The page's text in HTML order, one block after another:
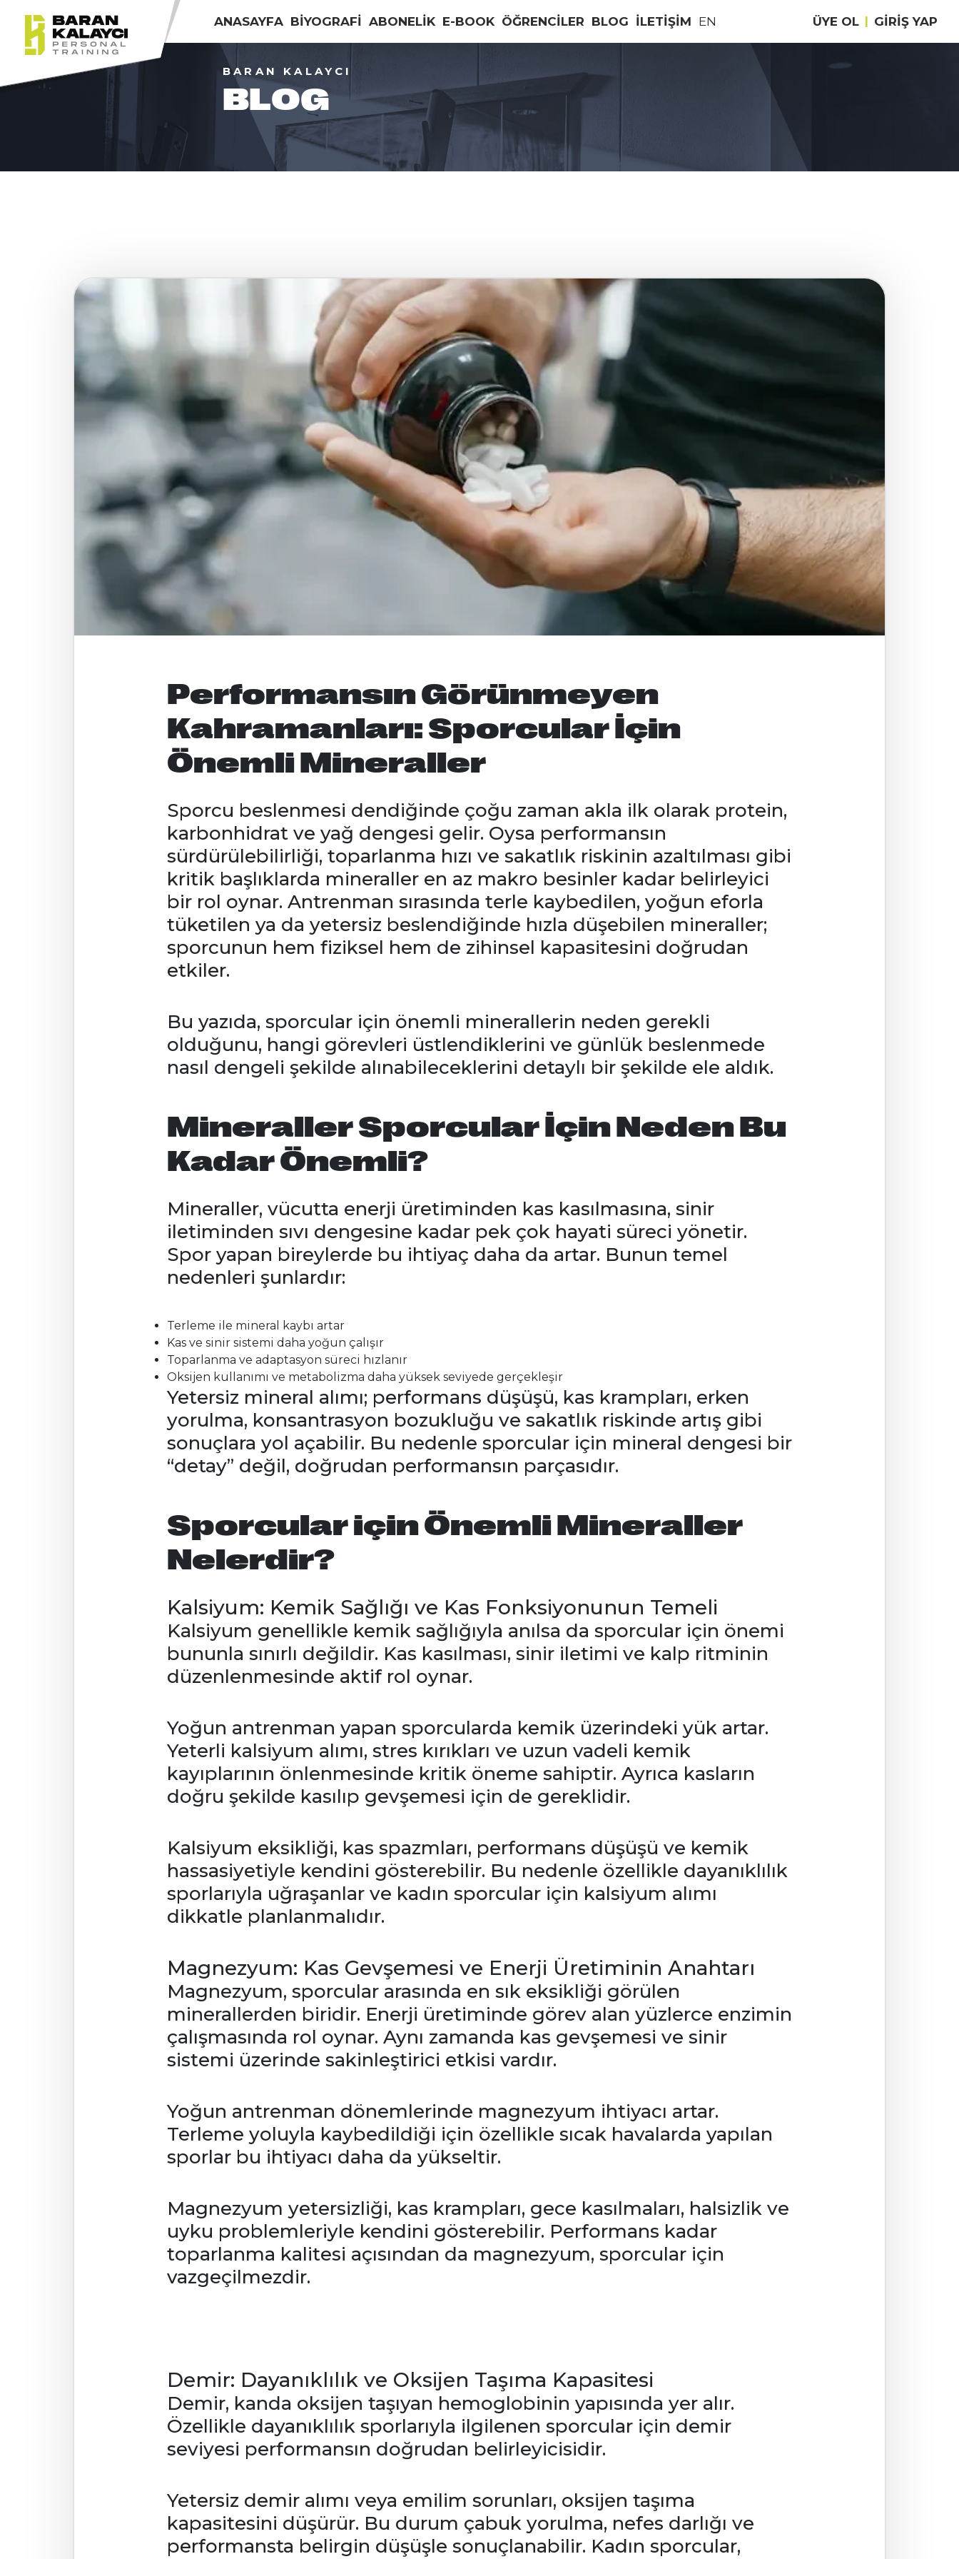
ANASAYFA BİYOGRAFİ ABONELİK E-BOOK ÖĞRENCİLER BLOG İLETİŞİM EN ÜYE OL | GIRIŞ YAP
BARAN KALAYCI
BLOG
Performansın Görünmeyen
Kahramanları: Sporcular İçin
Önemli Mineraller
Sporcu beslenmesi dendiğinde çoğu zaman akla ilk olarak protein,
karbonhidrat ve yağ dengesi gelir. Oysa performansın
sürdürülebilirliği, toparlanma hızı ve sakatlık riskinin azaltılması gibi
kritik başlıklarda mineraller en az makro besinler kadar belirleyici
bir rol oynar. Antrenman sırasında terle kaybedilen, yoğun eforla
tüketilen ya da yetersiz beslendiğinde hızla düşebilen mineraller;
sporcunun hem fiziksel hem de zihinsel kapasitesini doğrudan
etkiler.
Bu yazıda, sporcular için önemli minerallerin neden gerekli
olduğunu, hangi görevleri üstlendiklerini ve günlük beslenmede
nasıl dengeli şekilde alınabileceklerini detaylı bir şekilde ele aldık.
Mineraller Sporcular İçin Neden Bu
Kadar Önemli?
Mineraller, vücutta enerji üretiminden kas kasılmasına, sinir
iletiminden sıvı dengesine kadar pek çok hayati süreci yönetir.
Spor yapan bireylerde bu ihtiyaç daha da artar. Bunun temel
nedenleri şunlardır:
Terleme ile mineral kaybı artar
Kas ve sinir sistemi daha yoğun çalışır
Toparlanma ve adaptasyon süreci hızlanır
Oksijen kullanımı ve metabolizma daha yüksek seviyede gerçekleşir
Yetersiz mineral alımı; performans düşüşü, kas krampları, erken
yorulma, konsantrasyon bozukluğu ve sakatlık riskinde artış gibi
sonuçlara yol açabilir. Bu nedenle sporcular için mineral dengesi bir
“detay” değil, doğrudan performansın parçasıdır.
Sporcular için Önemli Mineraller
Nelerdir?
Kalsiyum: Kemik Sağlığı ve Kas Fonksiyonunun Temeli
Kalsiyum genellikle kemik sağlığıyla anılsa da sporcular için önemi
bununla sınırlı değildir. Kas kasılması, sinir iletimi ve kalp ritminin
düzenlenmesinde aktif rol oynar.
Yoğun antrenman yapan sporcularda kemik üzerindeki yük artar.
Yeterli kalsiyum alımı, stres kırıkları ve uzun vadeli kemik
kayıplarının önlenmesinde kritik öneme sahiptir. Ayrıca kasların
doğru şekilde kasılıp gevşemesi için de gereklidir.
Kalsiyum eksikliği, kas spazmları, performans düşüşü ve kemik
hassasiyetiyle kendini gösterebilir. Bu nedenle özellikle dayanıklılık
sporlarıyla uğraşanlar ve kadın sporcular için kalsiyum alımı
dikkatle planlanmalıdır.
Magnezyum: Kas Gevşemesi ve Enerji Üretiminin Anahtarı
Magnezyum, sporcular arasında en sık eksikliği görülen
minerallerden biridir. Enerji üretiminde görev alan yüzlerce enzimin
çalışmasında rol oynar. Aynı zamanda kas gevşemesi ve sinir
sistemi üzerinde sakinleştirici etkisi vardır.
Yoğun antrenman dönemlerinde magnezyum ihtiyacı artar.
Terleme yoluyla kaybedildiği için özellikle sıcak havalarda yapılan
sporlar bu ihtiyacı daha da yükseltir.
Magnezyum yetersizliği, kas krampları, gece kasılmaları, halsizlik ve
uyku problemleriyle kendini gösterebilir. Performans kadar
toparlanma kalitesi açısından da magnezyum, sporcular için
vazgeçilmezdir.
Demir: Dayanıklılık ve Oksijen Taşıma Kapasitesi
Demir, kanda oksijen taşıyan hemoglobinin yapısında yer alır.
Özellikle dayanıklılık sporlarıyla ilgilenen sporcular için demir
seviyesi performansın doğrudan belirleyicisidir.
Yetersiz demir alımı veya emilim sorunları, oksijen taşıma
kapasitesini düşürür. Bu durum çabuk yorulma, nefes darlığı ve
performansta belirgin düşüşle sonuçlanabilir. Kadın sporcular,